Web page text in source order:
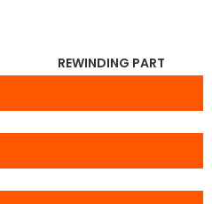
REWINDING PART